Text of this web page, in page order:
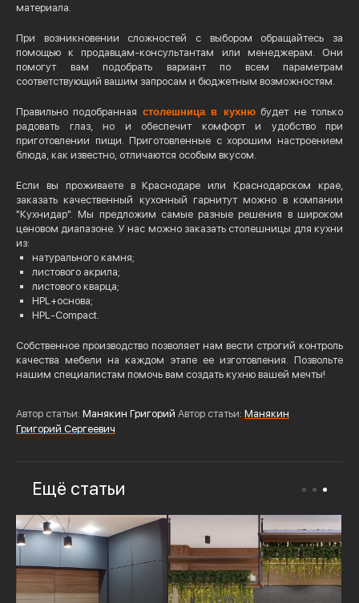
материала.
При возникновении сложностей с выбором обращайтесь за
помощью к продавцам-консультантам или менеджерам. Они
помогут вам подобрать вариант по всем параметрам
соответствующий вашим запросам и бюджетным возможностям.
Правильно подобранная столешница в кухнюбудет не только
радовать глаз, но и обеспечит комфорт и удобство при
приготовлении пищи. Приготовленные с хорошим настроением
блюда, как известно, отличаются особым вкусом.
Если вы проживаете в Краснодаре или Краснодарском крае,
заказать качественный кухонный гарнитут можно в компании
"Кухнидар". Мы предложим самые разные решения в широком
ценовом диапазоне. У нас можно заказать столешницы для кухни
из:
натурального камня;
листового акрила;
листового кварца;
HPL+основа;
HPL-Compact.
Собственное производство позволяет нам вести строгий контроль
качества мебели на каждом этапе ее изготовления. Позвольте
нашим специалистам помочь вам создать кухню вашей мечты!
Автор статьи: Манякин Григорий Автор статьи: Манякин
Григорий Сергеевич
Ещё статьи